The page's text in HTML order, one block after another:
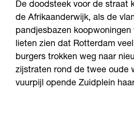
De doodsteek voor de straat
de Afrikaanderwijk, als de
pandjesbazen
lieten zien dat Rotterdam
burgers trokken weg naar
zijstraten rond de twee oude
vuurpijl opende Zuidplein